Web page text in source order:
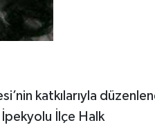
katkılarıyla
İlçe Halk